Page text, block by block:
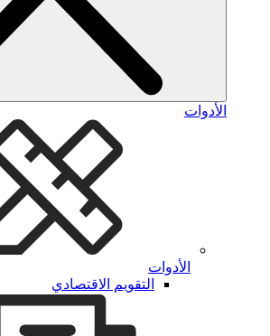
الأدوات
الأدوات
التقويم الاقتصادي